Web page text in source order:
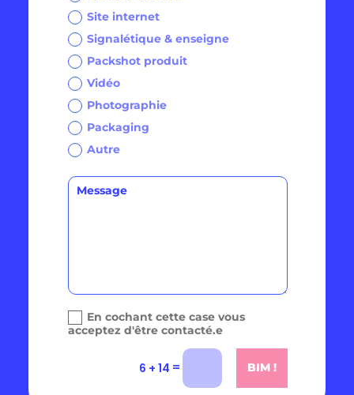
Site internet
Signalétique & enseigne
Packshot produit
Vidéo
Photographie
Packaging
Autre
En cochant cette case vous
acceptez d'être contacté.e
6 + 14 = BIM !